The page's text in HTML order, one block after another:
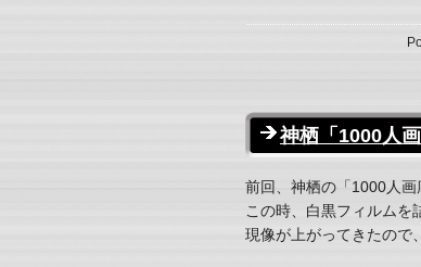
神栖「1000人
前回、神栖の「1000人画
この時、白黒フィルムを
現像が上がってきたので